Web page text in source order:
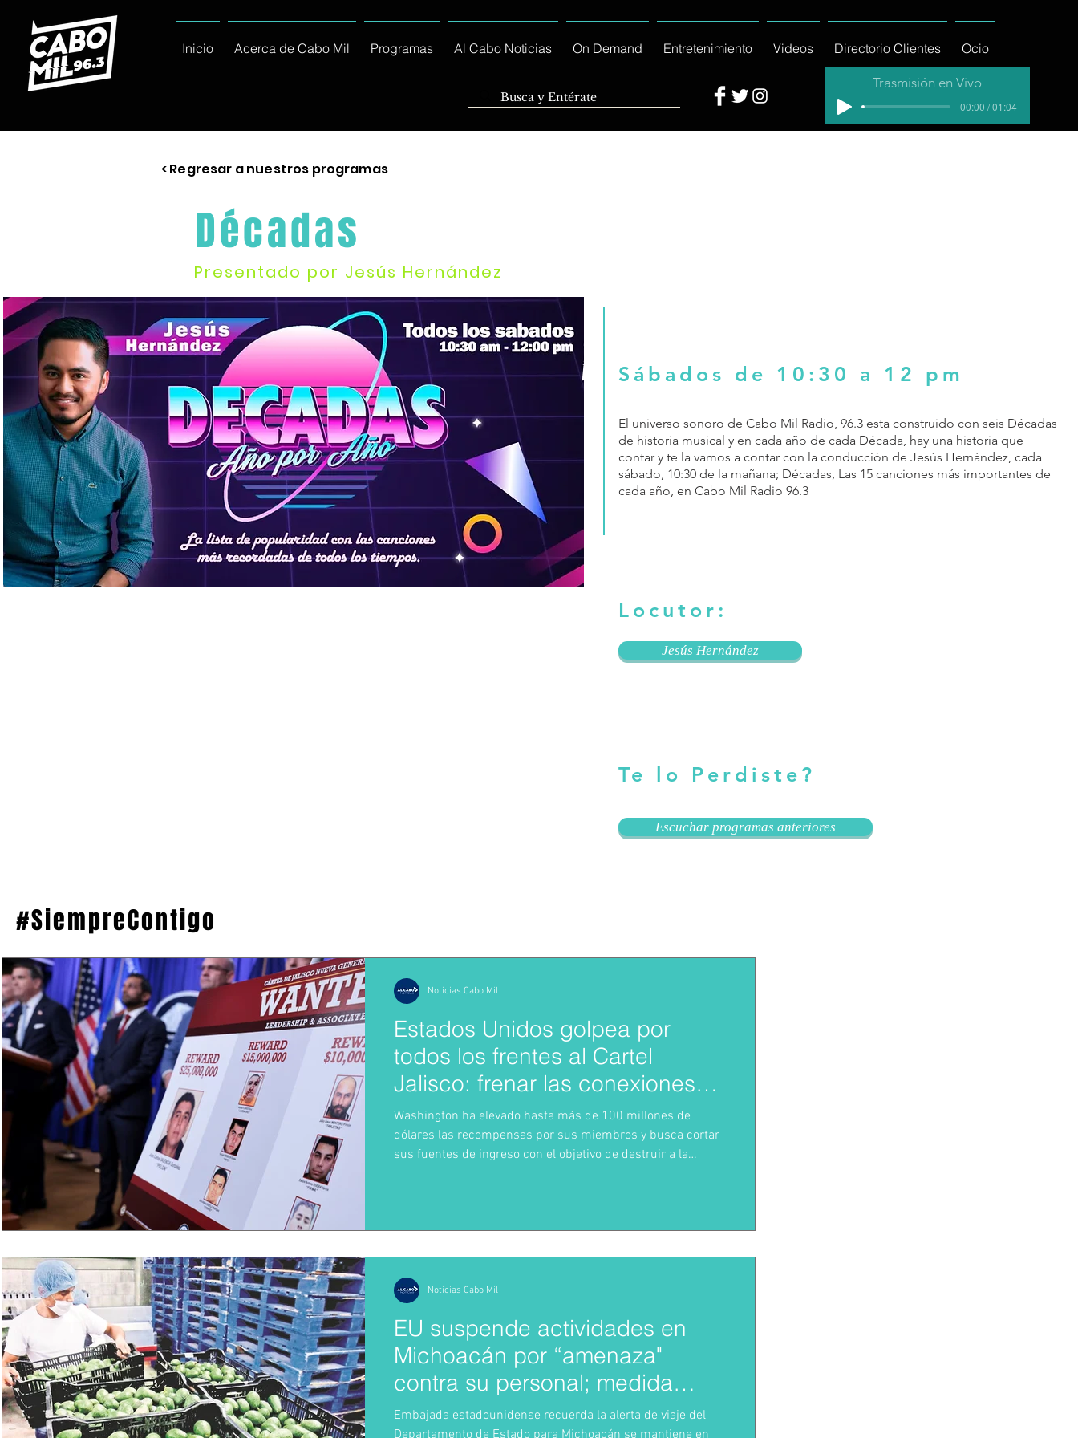
Inicio Acerca de Cabo Mil Programas Al Cabo Noticias On Demand Entretenimiento Videos Directorio Clientes Ocio
Trasmisión en Vivo
00:00 / 01:04
< Regresar a nuestros programas
Décadas
Presentado por Jesús Hernández
Sábados de 10:30 a 12 pm
El universo sonoro de Cabo Mil Radio, 96.3 esta construido con seis Décadas
de historia musical y en cada año de cada Década, hay una historia que
contar y te la vamos a contar con la conducción de Jesús Hernández, cada
sábado, 10:30 de la mañana; Décadas, Las 15 canciones más importantes de
cada año, en Cabo Mil Radio 96.3
Locutor:
Jesús Hernández
Te lo Perdiste?
Escuchar programas anteriores
Estados Unidos golpea por
todos los frentes al Cartel
Jalisco: frenar las conexiones
con la política mexicana y su
músculo económico
Washington ha elevado hasta más de 100 millones de
dólares las recompensas por sus miembros y busca cortar
sus fuentes de ingreso con el objetivo de destruir a la
participan el FBI, DEA, Departamento de Justicia, Seguridad
Noticias Cabo Mil
EU suspende actividades en
Michoacán por “amenaza"
contra su personal; medida
impacta exportaciones de
Embajada estadounidense recuerda la alerta de viaje del
Departamento de Estado para Michoacán se mantiene en
Noticias Cabo Mil
#SiempreContigo